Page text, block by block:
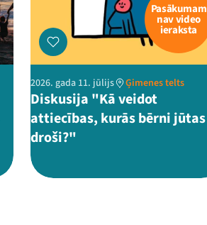
Pasākumam
nav video
ieraksta
2026. gada 11. jūlijs Ģimenes telts
Diskusija "Kā veidot
attiecības, kurās bērni jūtas
droši?"